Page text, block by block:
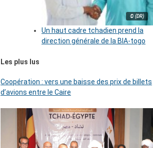
© (DR)
Un haut cadre tchadien prend la
direction générale de la BIA-togo
Les plus lus
Coopération : vers une baisse des prix de billets
d’avions entre le Caire